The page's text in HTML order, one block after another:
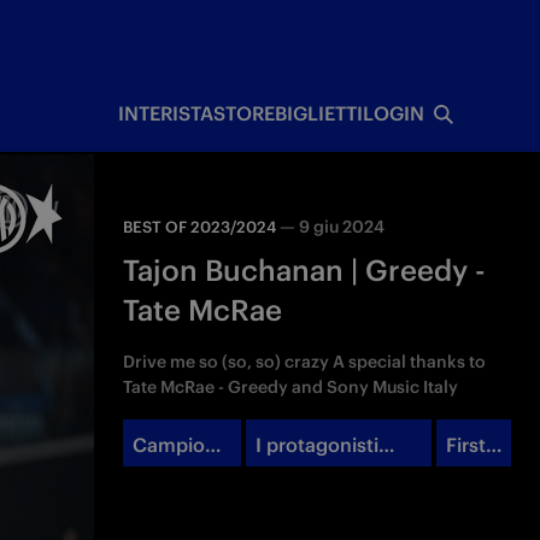
INTERISTASTOREBIGLIETTILOGIN
BEST OF 2023/2024 —9 giu 2024
Tajon Buchanan | Greedy -
Tate McRae
Drive me so (so, so) crazy A special thanks to
Tate McRae - Greedy and Sony Music Italy
Campioni
I protagonisti
First